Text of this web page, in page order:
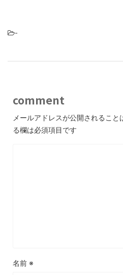
-
comment
メールアドレスが公開されること
る欄は必須項目です
名前 ※